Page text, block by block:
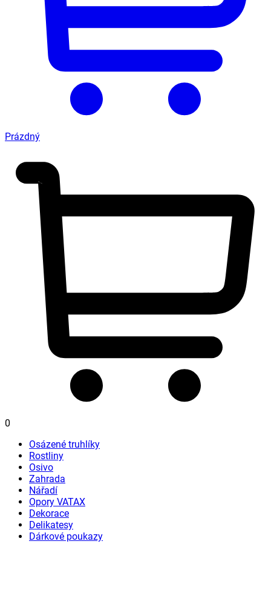
Prázdný
0
Osázené truhlíky
Rostliny
Osivo
Zahrada
Nářadí
Opory VATAX
Dekorace
Delikatesy
Dárkové poukazy